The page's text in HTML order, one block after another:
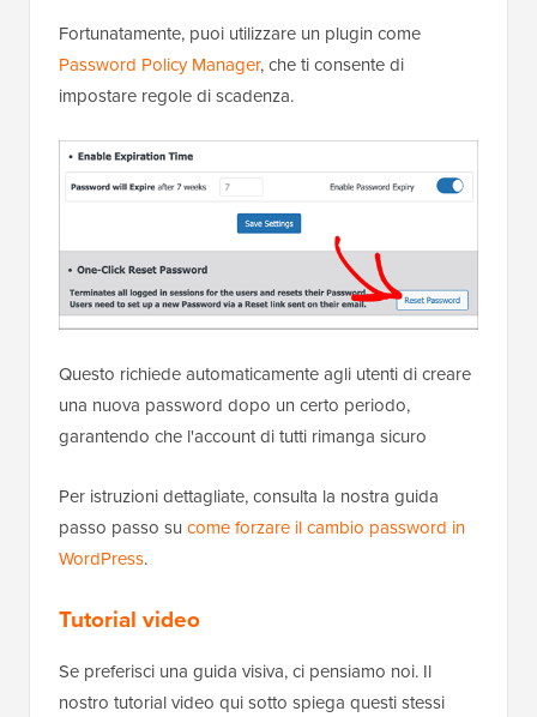
Fortunatamente, puoi utilizzare un plugin come
Password Policy Manager, che ti consente di
impostare regole di scadenza.
Questo richiede automaticamente agli utenti di creare
una nuova password dopo un certo periodo,
garantendo che l'account di tutti rimanga sicuro
Per istruzioni dettagliate, consulta la nostra guida
passo passo su come forzare il cambio password in
WordPress.
Tutorial video
Se preferisci una guida visiva, ci pensiamo noi. Il
nostro tutorial video qui sotto spiega questi stessi